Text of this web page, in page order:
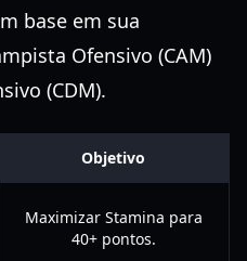
base em sua
Ofensivo (CAM)
(CDM).
Objetivo
Maximizar Stamina para
40+ pontos.